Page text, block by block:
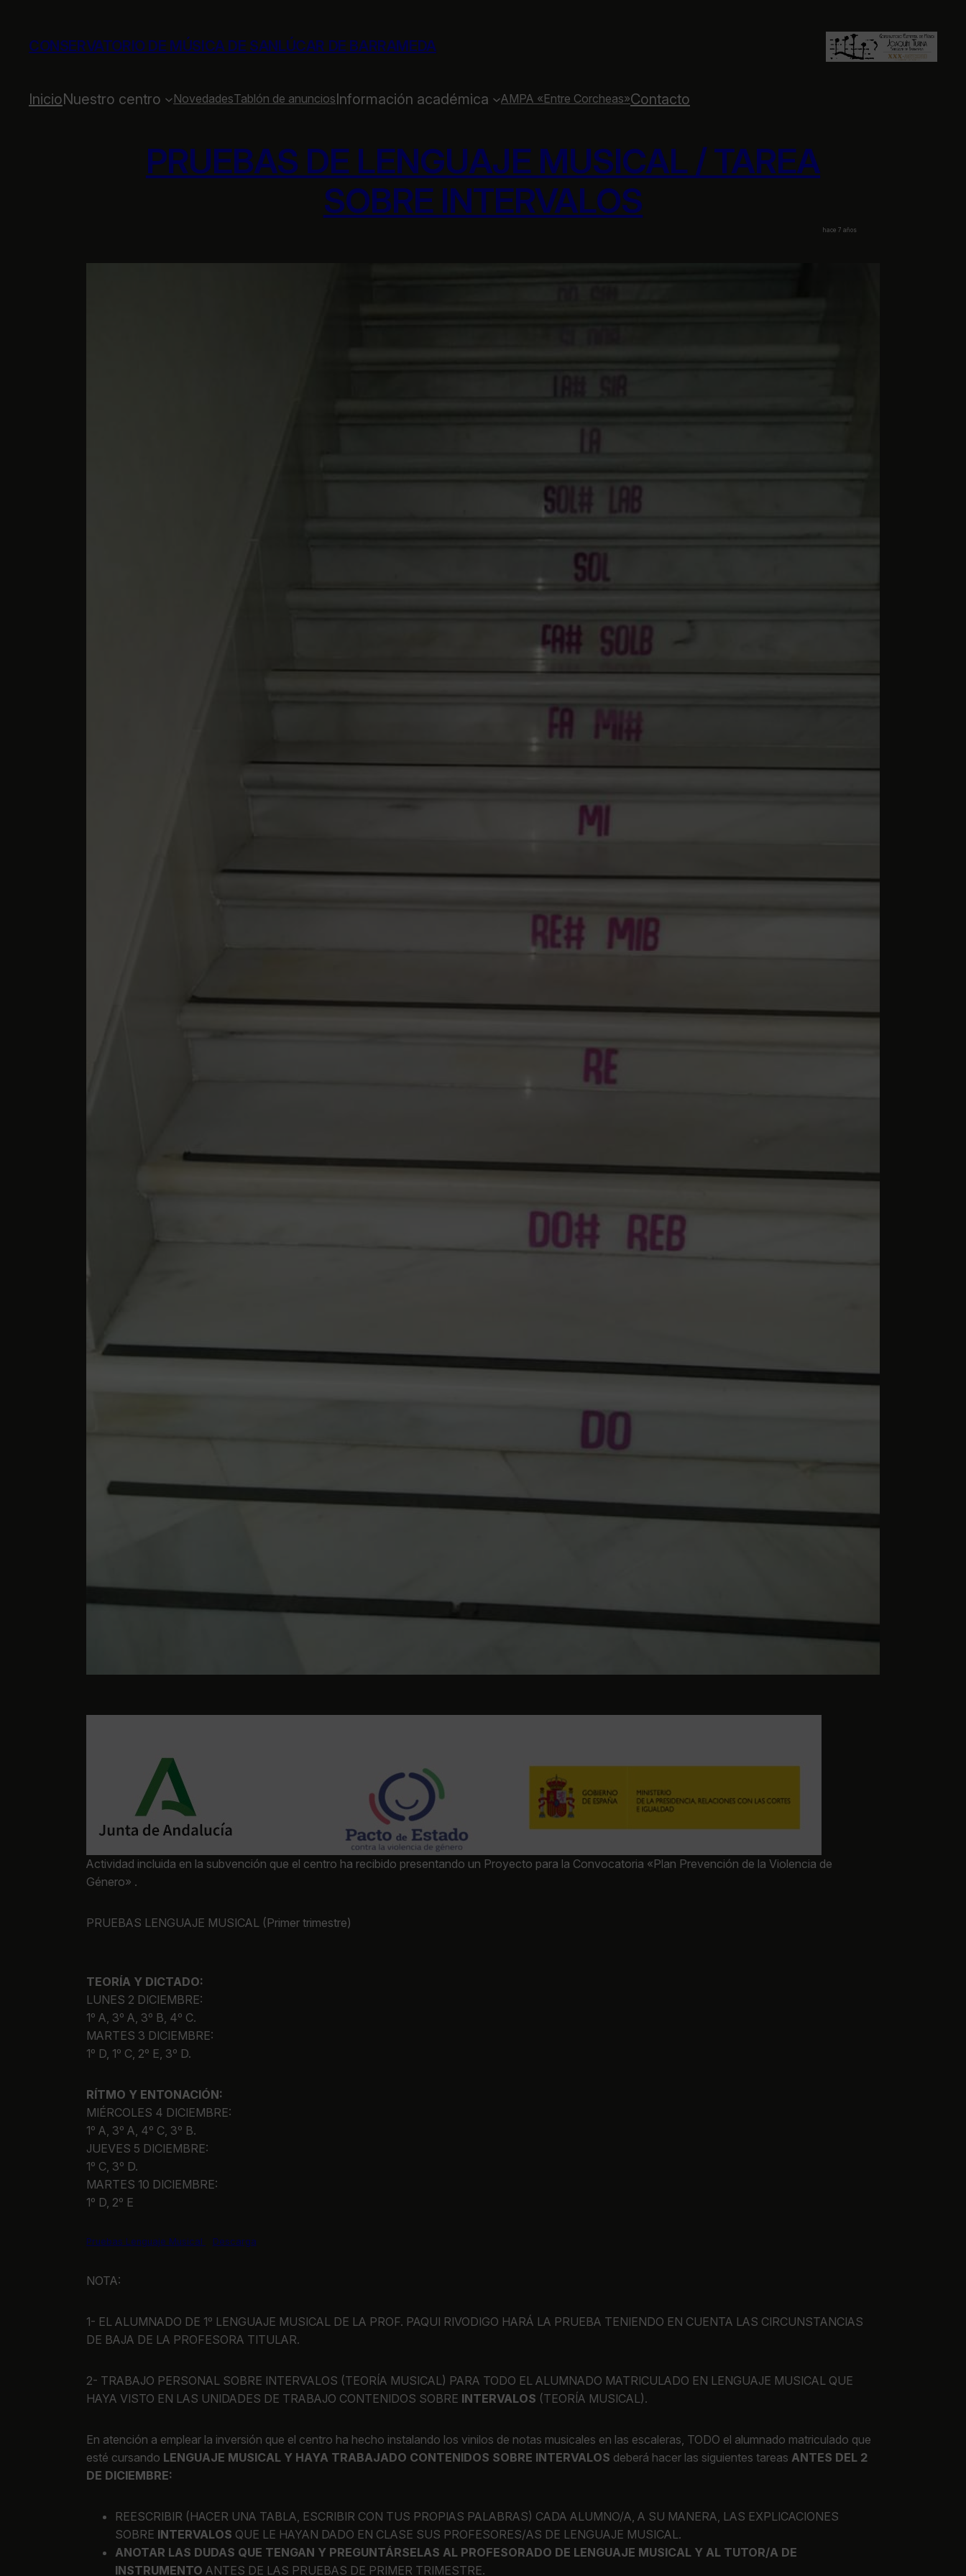
contenido
CONSERVATORIO DE MÚSICA DE SANLÚCAR DE BARRAMEDA
InicioNuestro centro NovedadesTablón de anunciosInformación académica AMPA «Entre Corcheas»Contacto
PRUEBAS DE LENGUAJE MUSICAL / TAREA
SOBRE INTERVALOS
hace 7 años
Actividad incluida en la subvención que el centro ha recibido presentando un Proyecto para la Convocatoria «Plan Prevención de la Violencia de
Género» .
PRUEBAS LENGUAJE MUSICAL (Primer trimestre)
TEORÍA Y DICTADO:
LUNES 2 DICIEMBRE:
1º A, 3º A, 3º B, 4º C.
MARTES 3 DICIEMBRE:
1º D, 1º C, 2º E, 3º D.
RÍTMO Y ENTONACIÓN:
MIÉRCOLES 4 DICIEMBRE:
1º A, 3º A, 4º C, 3º B.
JUEVES 5 DICIEMBRE:
1º C, 3º D.
MARTES 10 DICIEMBRE:
1º D, 2º E
Pruebas Lenguaje Musical Descarga
NOTA:
1- EL ALUMNADO DE 1º LENGUAJE MUSICAL DE LA PROF. PAQUI RIVODIGO HARÁ LA PRUEBA TENIENDO EN CUENTA LAS CIRCUNSTANCIAS
DE BAJA DE LA PROFESORA TITULAR.
2- TRABAJO PERSONAL SOBRE INTERVALOS (TEORÍA MUSICAL) PARA TODO EL ALUMNADO MATRICULADO EN LENGUAJE MUSICAL QUE
HAYA VISTO EN LAS UNIDADES DE TRABAJO CONTENIDOS SOBRE INTERVALOS (TEORÍA MUSICAL).
En atención a emplear la inversión que el centro ha hecho instalando los vinilos de notas musicales en las escaleras, TODO el alumnado matriculado que
esté cursando LENGUAJE MUSICAL Y HAYA TRABAJADO CONTENIDOS SOBRE INTERVALOS deberá hacer las siguientes tareas ANTES DEL 2
DE DICIEMBRE:
REESCRIBIR (HACER UNA TABLA, ESCRIBIR CON TUS PROPIAS PALABRAS) CADA ALUMNO/A, A SU MANERA, LAS EXPLICACIONES
SOBRE INTERVALOS QUE LE HAYAN DADO EN CLASE SUS PROFESORES/AS DE LENGUAJE MUSICAL.
ANOTAR LAS DUDAS QUE TENGAN Y PREGUNTÁRSELAS AL PROFESORADO DE LENGUAJE MUSICAL Y AL TUTOR/A DE
INSTRUMENTO ANTES DE LAS PRUEBAS DE PRIMER TRIMESTRE.